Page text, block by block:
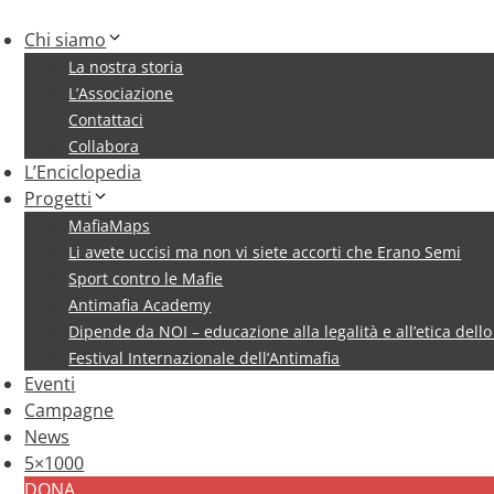
Chi siamo
La nostra storia
L’Associazione
Contattaci
Collabora
L’Enciclopedia
Progetti
MafiaMaps
Li avete uccisi ma non vi siete accorti che Erano Semi
Sport contro le Mafie
Antimafia Academy
Dipende da NOI – educazione alla legalità e all’etica
Festival Internazionale dell’Antimafia
Eventi
Campagne
News
5×1000